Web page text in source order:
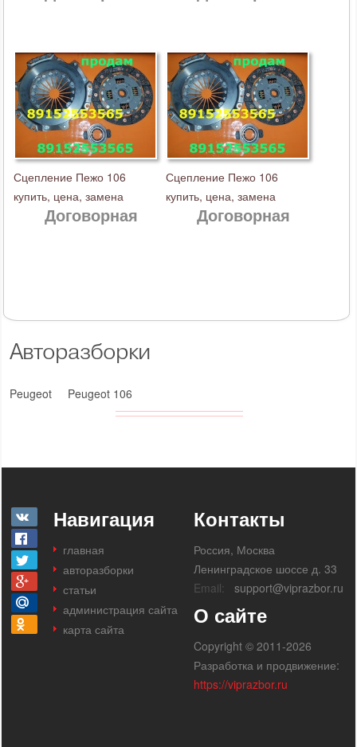
Авторазборки
Peugeot Peugeot 106
Сцепление Пежо 106
купить, цена, замена
Договорная
Сцепление Пежо 106
купить, цена, замена
Договорная
Навигация
главная
авторазборки
статьи
администрация сайта
карта сайта
Контакты
Россия, Москва
Ленинградское шоссе д. 33
Email:
support@viprazbor.ru
О сайте
Copyright © 2011-2026
Разработка и продвижение:
https://viprazbor.ru